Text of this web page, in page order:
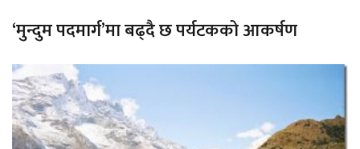
‘मुन्दुम पदमार्ग’मा बढ्दै छ पर्यटकको आकर्षण